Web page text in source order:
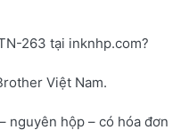
263 tại inknhp.com?
Việt Nam.
nguyên hộp – có hóa đơn